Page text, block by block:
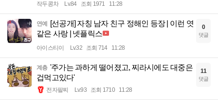
작두콩차 Lv.84 조회 1971 11:28
연예
[선공개] 자칭 남자 친구 정해인 등장 | 이런 엿
같은 사랑 | 넷플릭스
아이스티이 Lv.32 조회 714 11:28
0
댓글
계층 '주가는 과하게 떨어졌고, 찌라시에도 대중은
겁먹고있다'
전자팔찌 Lv.93 조회 1710 11:28
11
댓글